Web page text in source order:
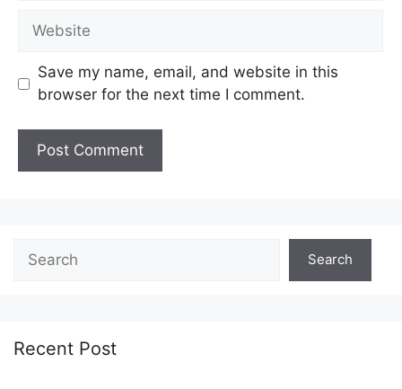
Save my name, email, and website in this
browser for the next time I comment.
Search
Recent Post